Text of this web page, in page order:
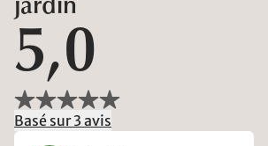
jardin
5,0
Basé sur 3 avis